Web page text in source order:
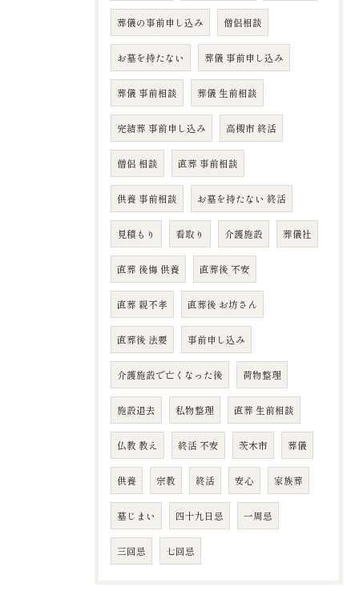
葬儀の事前申し込み 僧侶相談
お墓を持たない 葬儀 事前申し込み
葬儀 事前相談 葬儀 生前相談
完結葬 事前申し込み 高槻市 終活
僧侶 相談 直葬 事前相談
供養 事前相談 お墓を持たない 終活
見積もり 看取り 介護施設 葬儀社
直葬 後悔 供養 直葬後 不安
直葬 親不孝 直葬後 お坊さん
直葬後 法要 事前申し込み
介護施設で亡くなった後 荷物整理
施設退去 私物整理 直葬 生前相談
仏教 教え 終活 不安 茨木市 葬儀
供養 宗教 終活 安心 家族葬
墓じまい 四十九日忌 ​一周忌
​三回忌 七回忌